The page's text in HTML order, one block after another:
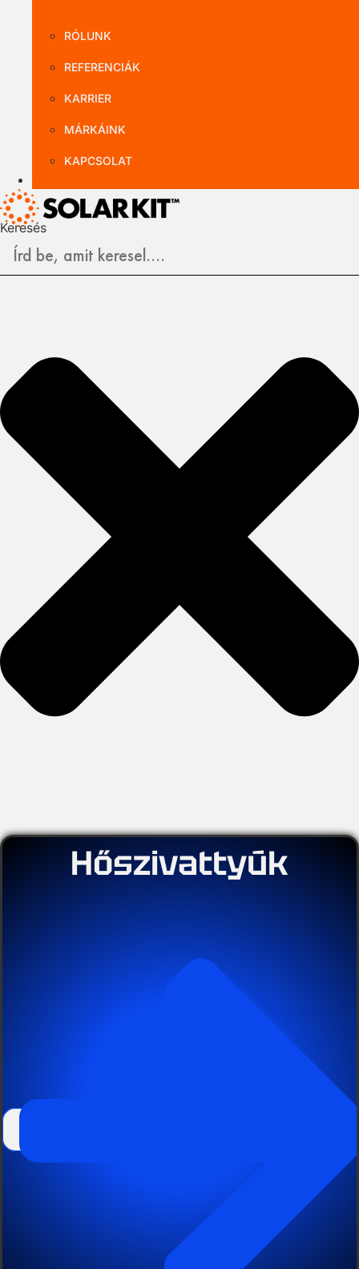
RÓLUNK
REFERENCIÁK
KARRIER
MÁRKÁINK
KAPCSOLAT
Keresés
Hőszivattyúk